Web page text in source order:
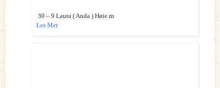
30 – 9 Laura ( Anda ) Høie m
Les Mer